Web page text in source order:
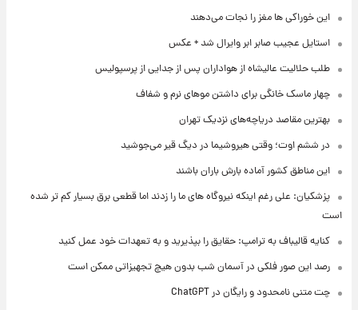
این خوراکی ها مغز را نجات می‌دهند
استایل عجیب صابر ابر وایرال شد + عکس
طلب حلالیت عالیشاه از هواداران پس از جدایی از پرسپولیس
چهار ماسک خانگی برای داشتن موهای نرم و شفاف
بهترین مقاصد دریاچه‌های نزدیک تهران
در ششم اوت؛ وقتی هیروشیما در دیگ قیر می‌جوشید
این مناطق کشور آماده بارش باران باشند
پزشکیان: علی رغم اینکه نیروگاه های ما را زدند اما قطعی برق بسیار کم تر شده
است
کنایه قالیباف به ترامپ: حقایق را بپذیرید و به تعهدات خود عمل کنید
رصد این صور فلکی در آسمان شب بدون هیچ تجهیزاتی ممکن است
چت متنی نامحدود و رایگان در ChatGPT